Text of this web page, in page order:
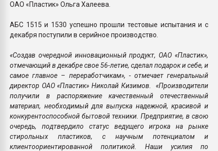
ОАО «Пластик» Ольга Халеева.
АБС 1515 и 1530 успешно прошли тестовые испытания и с
декабря поступили в серийное производство.
«Создав очередной инновационный продукт, ОАО «Пластик»,
отмечающий в декабре свое 56-летие, сделал подарок и себе, и
самое главное – переработчикам», - отмечает генеральный
директор ОАО «Пластик» Николай Кизимов. «Производители
получили в распоряжение качественный отечественный
материал, необходимый для выпуска надежной, красивой и
конкурентоспособной бытовой техники. Предприятие, в свою
очередь, подтвердило статус ведущего игрока на рынке
стирольных пластиков, с научным потенциалом и
клиентоориентированной политикой. Наши усилия по